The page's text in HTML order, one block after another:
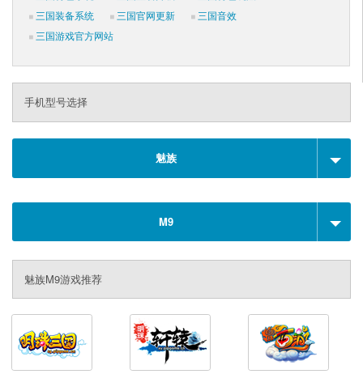
三国装备系统
三国官网更新
三国音效
三国游戏官方网站
手机型号选择
魅族
M9
魅族M9游戏推荐